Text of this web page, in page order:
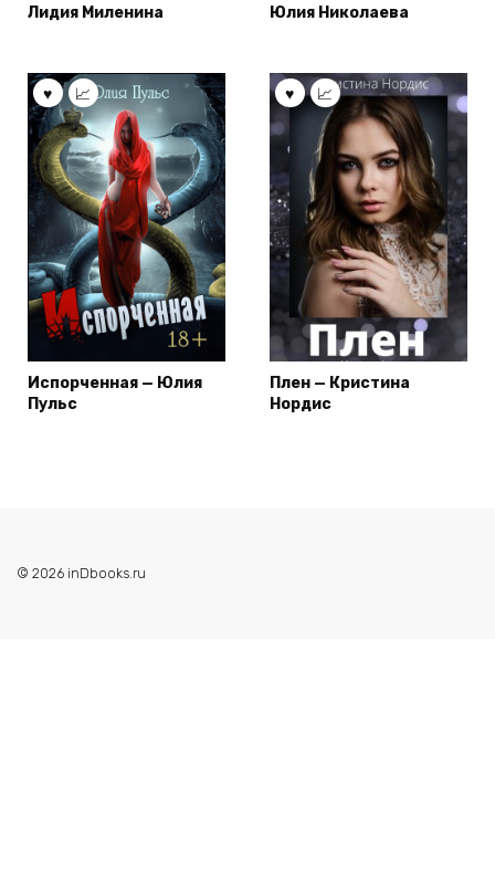
Лидия Миленина
Юлия Николаева
Испорченная — Юлия
Пульс
Плен — Кристина
Нордис
© 2026 inDbooks.ru